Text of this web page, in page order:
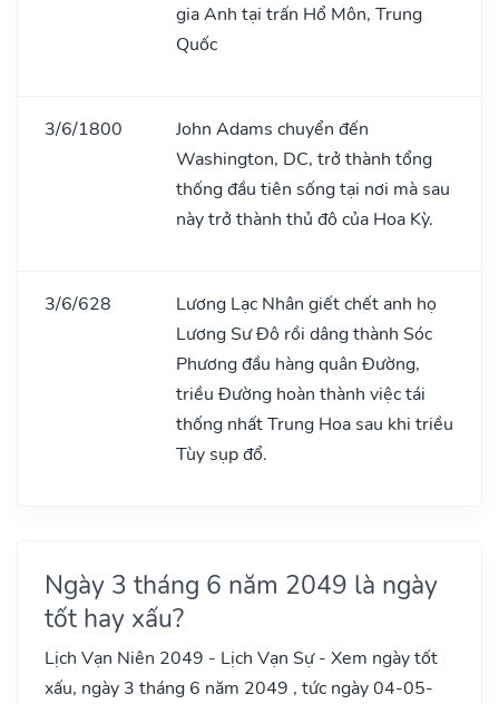
gia Anh tại trấn Hổ Môn, Trung
Quốc
3/6/1800
John Adams chuyển đến
Washington, DC, trở thành tổng
thống đầu tiên sống tại nơi mà sau
này trở thành thủ đô của Hoa Kỳ.
3/6/628
Lương Lạc Nhân giết chết anh họ
Lương Sư Đô rồi dâng thành Sóc
Phương đầu hàng quân Đường,
triều Đường hoàn thành việc tái
thống nhất Trung Hoa sau khi triều
Tùy sụp đổ.
Ngày 3 tháng 6 năm 2049 là ngày
tốt hay xấu?
Lịch Vạn Niên 2049 - Lịch Vạn Sự - Xem ngày tốt
xấu, ngày 3 tháng 6 năm 2049 , tức ngày 04-05-